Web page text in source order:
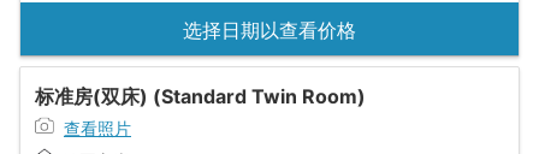
选择日期以查看价格
标准房(双床) (Standard Twin Room)
查看照片